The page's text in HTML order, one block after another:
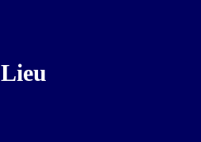
Lieu